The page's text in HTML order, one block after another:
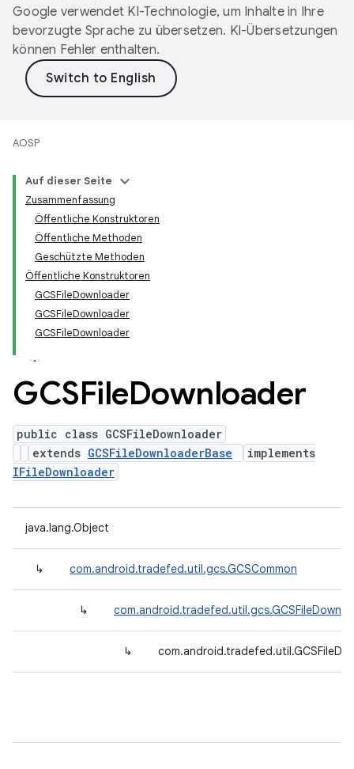
Google verwendet KI-Technologie, um Inhalte in Ihre
bevorzugte Sprache zu übersetzen. KI-Übersetzungen
können Fehler enthalten.
AOSP
Auf dieser Seite
Zusammenfassung
Öffentliche Konstruktoren
Öffentliche Methoden
Geschützte Methoden
Öffentliche Konstruktoren
GCSFileDownloader
GCSFileDownloader
GCSFileDownloader
GCSFileDownloader
public class GCSFileDownloader
extends GCSFileDownloaderBase
implements
IFileDownloader
java.lang.Object
↳ com.android.tradefed.util.gcs.GCSCommon
↳
↳